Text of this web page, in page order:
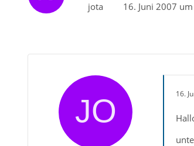
jota 16. Juni 2007
16.